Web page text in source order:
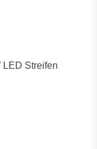
LED Streifen